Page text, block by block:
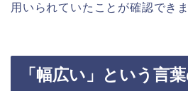
用いられていたことが確認できま
「幅広い」という言